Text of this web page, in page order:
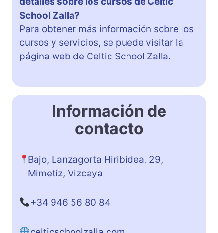
School Zalla?
Para obtener más información sobre los
cursos y servicios, se puede visitar la
página web de Celtic School Zalla.
Información de
contacto
Bajo, Lanzagorta Hiribidea, 29,
Mimetiz, Vizcaya
+34 946 56 80 84